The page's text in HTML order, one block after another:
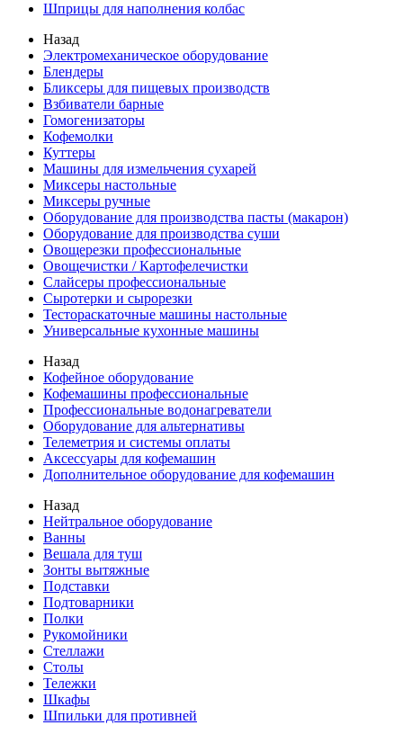
Шприцы для наполнения колбас
Назад
Электромеханическое оборудование
Блендеры
Бликсеры для пищевых производств
Взбиватели барные
Гомогенизаторы
Кофемолки
Куттеры
Машины для измельчения сухарей
Миксеры настольные
Миксеры ручные
Оборудование для производства пасты (макарон)
Оборудование для производства суши
Овощерезки профессиональные
Овощечистки / Картофелечистки
Слайсеры профессиональные
Сыротерки и сырорезки
Тестораскаточные машины настольные
Универсальные кухонные машины
Назад
Кофейное оборудование
Кофемашины профессиональные
Профессиональные водонагреватели
Оборудование для альтернативы
Телеметрия и системы оплаты
Аксессуары для кофемашин
Дополнительное оборудование для кофемашин
Назад
Нейтральное оборудование
Ванны
Вешала для туш
Зонты вытяжные
Подставки
Подтоварники
Полки
Рукомойники
Стеллажи
Столы
Тележки
Шкафы
Шпильки для противней